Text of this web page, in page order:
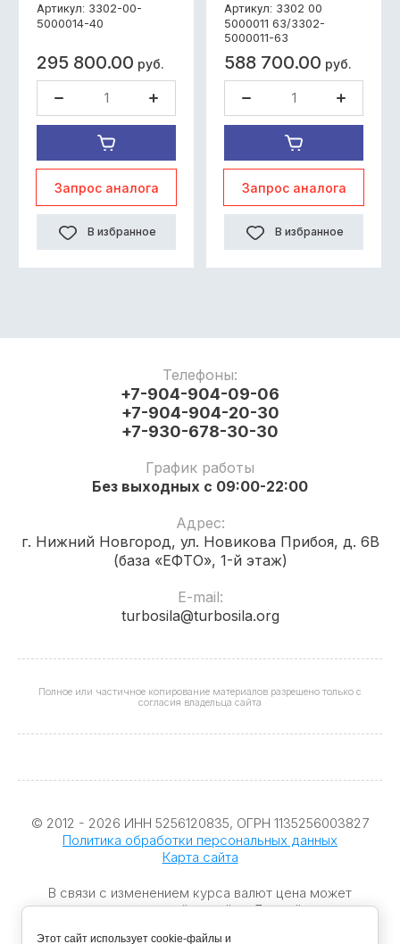
Артикул: 3302-00-
5000014-40
295 800.00 руб.
Запрос аналога
В избранное
Каталожный Артикул:
3302 00 5000011 63
мм: 2170X1998X1611
Цвет:белый,синий,балтика
Артикул: 3302 00
5000011 63/3302-
5000011-63
588 700.00 руб.
Запрос аналога
В избранное
Телефоны:
+7-904-904-09-06
+7-904-904-20-30
+7-930-678-30-30
График работы
Без выходных с 09:00-22:00
Адрес:
г. Нижний Новгород, ул. Новикова Прибоя, д. 6В
(база «ЕФТО», 1-й этаж)
E-mail:
turbosila@turbosila.org
Полное или частичное копирование материалов разрешено только с
согласия владельца сайта
© 2012 - 2026 ИНН 5256120835, ОГРН 1135256003827
Политика обработки персональных данных
Карта сайта
В связи с изменением курса валют цена может
отличаться от указанной на сайте. Данный интернет-
Этот сайт использует cookie-файлы и